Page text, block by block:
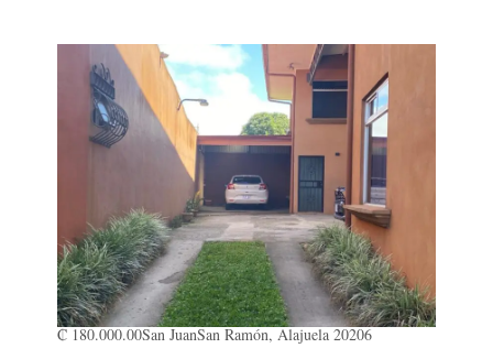
₡ 180.000.00San JuanSan Ramón, Alajuela 20206